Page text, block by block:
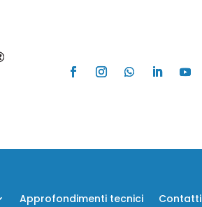
Approfondimenti tecnici Contatti